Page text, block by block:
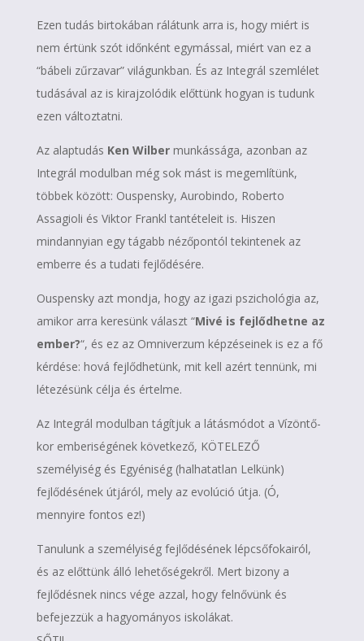
Ezen tudás birtokában rálátunk arra is, hogy miért is
nem értünk szót időnként egymással, miért van ez a
“bábeli zűrzavar” világunkban. És az Integrál szemlélet
tudásával az is kirajzolódik előttünk hogyan is tudunk
ezen változtatni.
Az alaptudás Ken Wilbermunkássága, azonban az
Integrál modulban még sok mást is megemlítünk,
többek között: Ouspensky, Aurobindo, Roberto
Assagioli és Viktor Frankl tantételeit is. Hiszen
mindannyian egy tágabb nézőpontól tekintenek az
emberre és a tudati fejlődésére.
Ouspensky azt mondja, hogy az igazi pszichológia az,
amikor arra keresünk választ “Mivé is fejlődhetne az
ember?“, és ez az Omniverzum képzéseinek is ez a fő
kérdése: hová fejlődhetünk, mit kell azért tennünk, mi
létezésünk célja és értelme.
Az Integrál modulban tágítjuk a látásmódot a Vízöntő-
kor emberiségének következő, KÖTELEZŐ
személyiség és Egyéniség (halhatatlan Lelkünk)
fejlődésének útjáról, mely az evolúció útja. (Ó,
mennyire fontos ez!)
Tanulunk a személyiség fejlődésének lépcsőfokairól,
és az előttünk álló lehetőségekről. Mert bizony a
fejlődésnek nincs vége azzal, hogy felnővünk és
befejezzük a hagyományos iskolákat.